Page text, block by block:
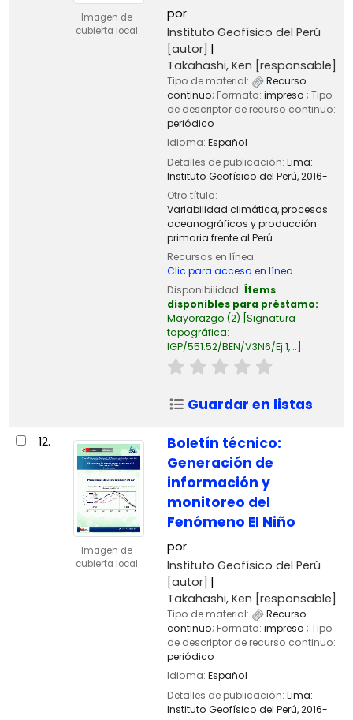
Imagen de
cubierta local
por
Instituto Geofísico del Perú
[autor]
Takahashi, Ken [responsable]
Tipo de material:
Recurso
continuo; Formato: impreso ; Tipo
de descriptor de recurso continuo:
periódico
Idioma: Español
Detalles de publicación: Lima:
Instituto Geofísico del Perú,2016-
Otro título:
Variabilidad climática, procesos
oceanográficos y producción
primaria frente al Perú
Recursos en línea:
Clic para acceso en línea
Disponibilidad: Ítems
disponibles para préstamo:
Mayorazgo (2) Signatura
topográfica:
IGP/551.52/BEN/V3N6/Ej.1, .. .
Guardar en listas
12.
Imagen de
cubierta local
Boletín técnico:
Generación de
información y
monitoreo del
Fenómeno El Niño
por
Instituto Geofísico del Perú
[autor]
Takahashi, Ken [responsable]
Tipo de material:
Recurso
continuo; Formato: impreso ; Tipo
de descriptor de recurso continuo:
periódico
Idioma: Español
Detalles de publicación: Lima:
Instituto Geofísico del Perú,2016-